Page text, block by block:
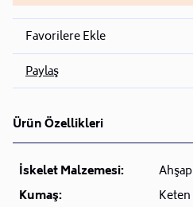
Favorilere Ekle
Paylaş
Ürün Özellikleri
İskelet Malzemesi:
Ahşap
Kumaş:
Keten